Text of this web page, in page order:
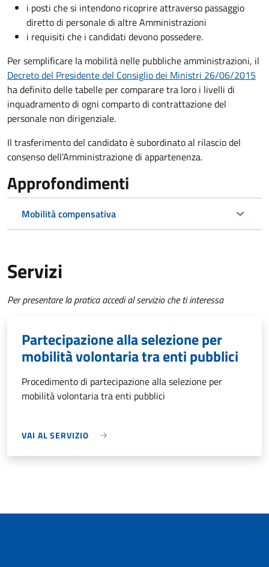
i posti che si intendono ricoprire attraverso passaggio
diretto di personale di altre Amministrazioni
i requisiti che i candidati devono possedere.
Per semplificare la mobilità nelle pubbliche amministrazioni, il
Decreto del Presidente del Consiglio dei Ministri 26/06/2015
ha definito delle tabelle per comparare tra loro i livelli di
inquadramento di ogni comparto di contrattazione del
personale non dirigenziale.
Il trasferimento del candidato è subordinato al rilascio del
consenso dell’Amministrazione di appartenenza.
Approfondimenti
Mobilità compensativa
Servizi
Per presentare la pratica accedi al servizio che ti interessa
Partecipazione alla selezione per
mobilità volontaria tra enti pubblici
Procedimento di partecipazione alla selezione per
mobilità volontaria tra enti pubblici
VAI AL SERVIZIO